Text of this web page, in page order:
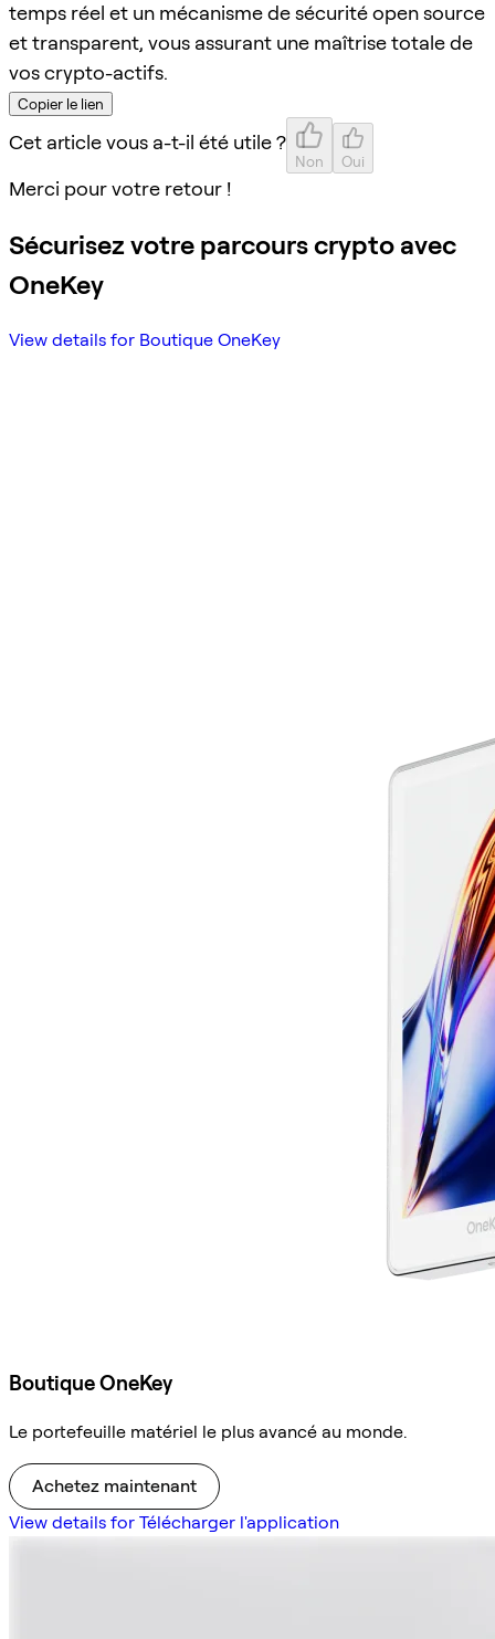
temps réel et un mécanisme de sécurité open source
et transparent, vous assurant une maîtrise totale de
vos crypto-actifs.
Copier le lien
Cet article vous a-t-il été utile ?
Non Oui
Merci pour votre retour !
Sécurisez votre parcours crypto avec
OneKey
View details for Boutique OneKey
Boutique OneKey
Le portefeuille matériel le plus avancé au monde.
Achetez maintenant
View details for Télécharger l'application